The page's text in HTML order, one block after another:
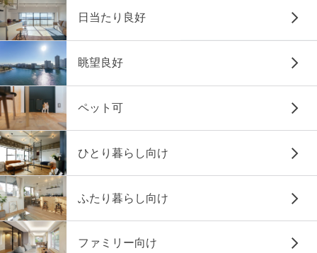
日当たり良好
眺望良好
ペット可
ひとり暮らし向け
ふたり暮らし向け
ファミリー向け